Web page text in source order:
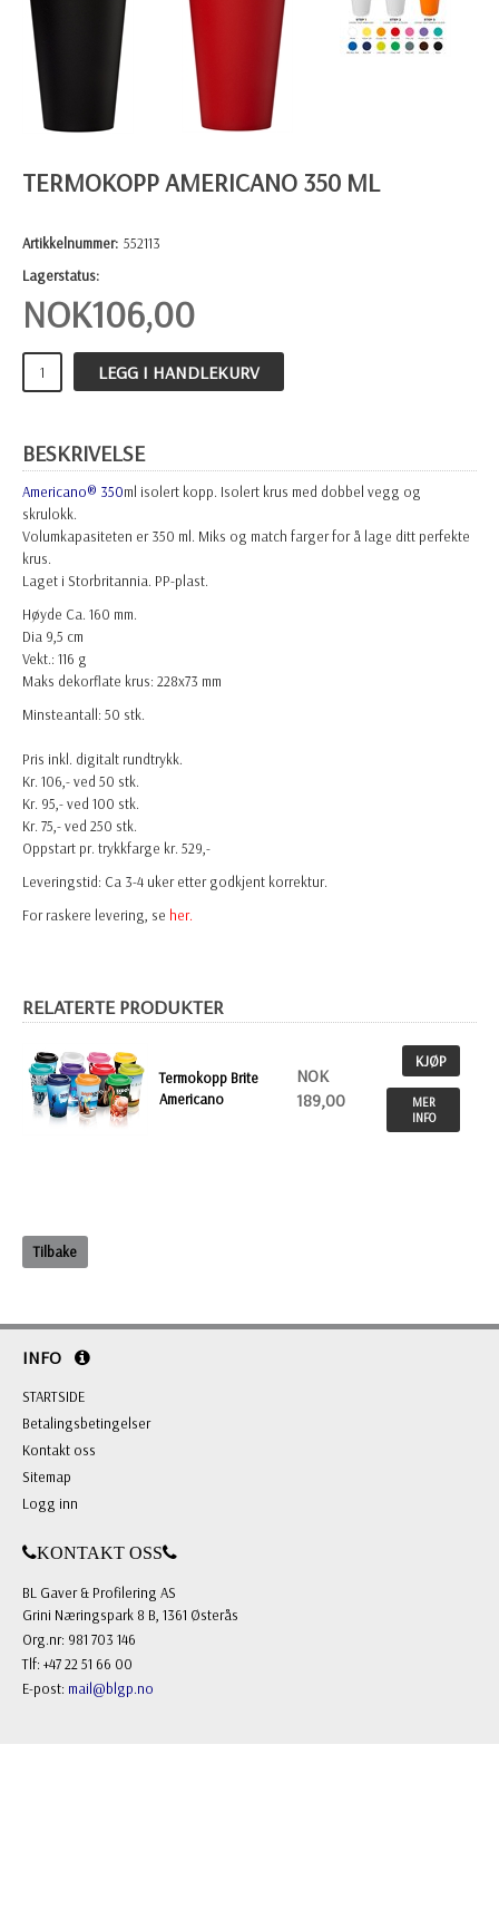
TERMOKOPP AMERICANO 350 ML
Artikkelnummer: 552113
Lagerstatus:
NOK106,00
LEGG I HANDLEKURV
BESKRIVELSE
Americano® 350ml isolert kopp. Isolert krus med dobbel vegg og
skrulokk.
Volumkapasiteten er 350 ml. Miks og match farger for å lage ditt perfekte
krus.
Laget i Storbritannia. PP-plast.
Høyde Ca. 160 mm.
Dia 9,5 cm
Vekt.: 116 g
Maks dekorflate krus: 228x73 mm
Minsteantall: 50 stk.
Pris inkl. digitalt rundtrykk.
Kr. 106,- ved 50 stk.
Kr. 95,- ved 100 stk.
Kr. 75,- ved 250 stk.
Oppstart pr. trykkfarge kr. 529,-
Leveringstid: Ca 3-4 uker etter godkjent korrektur.
For raskere levering, se her.
RELATERTE PRODUKTER
Termokopp Brite
Americano
NOK
189,00
KJØP
MER
INFO
Tilbake
INFO
STARTSIDE
Betalingsbetingelser
Kontakt oss
Sitemap
Logg inn
KONTAKT OSS
BL Gaver & Profilering AS
Grini Næringspark 8 B, 1361 Østerås
Org.nr: 981 703 146
Tlf: +47 22 51 66 00
E-post: mail@blgp.no